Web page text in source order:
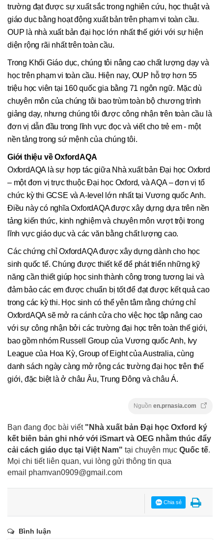
trường đạt được sự xuất sắc trong nghiên cứu, học thuật và
giáo dục bằng hoạt động xuất bản trên phạm vi toàn cầu.
OUP là nhà xuất bản đại học lớn nhất thế giới với sự hiện
diện rộng rãi nhất trên toàn cầu.
Trong Khối Giáo dục, chúng tôi nâng cao chất lượng dạy và
học trên phạm vi toàn cầu. Hiện nay, OUP hỗ trợ hơn 55
triệu học viên tại 160 quốc gia bằng 71 ngôn ngữ. Mặc dù
chuyên môn của chúng tôi bao trùm toàn bộ chương trình
giảng dạy, nhưng chúng tôi được công nhận trên toàn cầu là
đơn vị dẫn đầu trong lĩnh vực đọc và viết cho trẻ em - một
nền tảng trong sứ mệnh của chúng tôi.
Giới thiệu về OxfordAQA
OxfordAQA là sự hợp tác giữa Nhà xuất bản Đại học Oxford
– một đơn vị trực thuộc Đại học Oxford, và AQA – đơn vị tổ
chức kỳ thi GCSE và A-level lớn nhất tại Vương quốc Anh.
Điều này có nghĩa OxfordAQA được xây dựng dựa trên nền
tảng kiến thức, kinh nghiệm và chuyên môn vượt trội trong
lĩnh vực giáo dục và các văn bằng chất lượng cao.
Các chứng chỉ OxfordAQA được xây dựng dành cho học
sinh quốc tế. Chúng được thiết kế để phát triển những kỹ
năng cần thiết giúp học sinh thành công trong tương lai và
đảm bảo các em được chuẩn bị tốt để đạt được kết quả cao
trong các kỳ thi. Học sinh có thể yên tâm rằng chứng chỉ
OxfordAQA sẽ mở ra cánh cửa cho việc học tập nâng cao
với sự công nhận bởi các trường đại học trên toàn thế giới,
bao gồm nhóm Russell Group của Vương quốc Anh, Ivy
League của Hoa Kỳ, Group of Eight của Australia, cùng
danh sách ngày càng mở rộng các trường đại học trên thế
giới, đặc biệt là ở châu Âu, Trung Đông và châu Á.
Nguồn en.prnasia.com
Bạn đang đọc bài viết "Nhà xuất bản Đại học Oxford ký
kết biên bản ghi nhớ với iSmart và OEG nhằm thúc đẩy
cải cách giáo dục tại Việt Nam" tại chuyên mục Quốc tế.
Mọi chi tiết liên quan, vui lòng gửi thông tin qua
email phamvan0909@gmail.com
Chia sẻ
Bình luận